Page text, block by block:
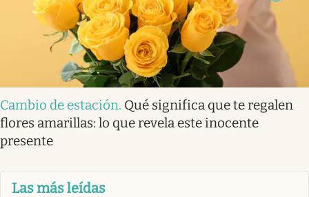
Cambio de estación. Qué significa que te regalen
flores amarillas: lo que revela este inocente
presente
Las más leídas